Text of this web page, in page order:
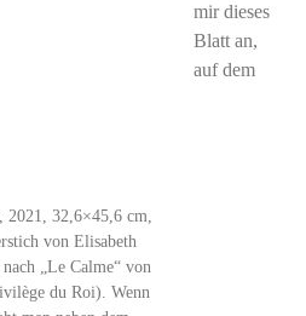
2021, 32,6×45,6 cm,
von Elisabeth
„Le Calme“ von
du Roi). Wenn
mir dieses
Blatt an,
auf dem